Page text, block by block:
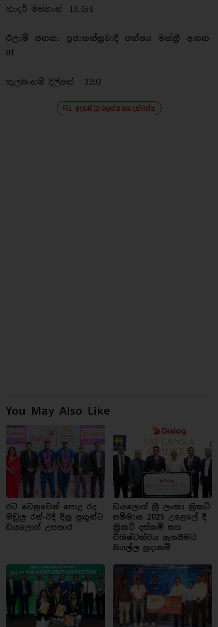
කාදර් මස්තාන් -13,454
ඊලාම් ජනතා ප්‍රජාතන්ත්‍රවාදී පක්ෂය මන්ත්‍රී ආසන-
01
කුලසිංහම් දිලීපන් - 3203
අදහස් (2) බලන්න සහ දක්වන්න
You May Also Like
රට වෙනුවෙන් පොදු රද
මඩුලු රන්-රිදී දිනූ පුතුන්ට
ඩයලොග් උපහාර
ඩයලොග් ශ්‍රී ලංකා ක්‍රිකට්
සම්මාන 2025 උළෙලේ දී
ක්‍රිකට් දස්කම් සහ
විශිෂ්ටත්වය ඇගයීමට
සියල්ල සූදානම්